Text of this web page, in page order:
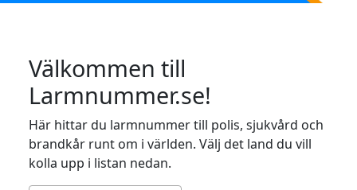
Välkommen till
Larmnummer.se!
Här hittar du larmnummer till polis, sjukvård och
brandkår runt om i världen. Välj det land du vill
kolla upp i listan nedan.